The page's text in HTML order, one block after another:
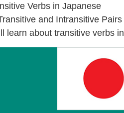
Verbs in Japanese
and Intransitive Pairs
learn about transitive verbs